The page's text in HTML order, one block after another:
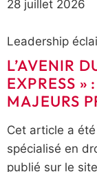
28 juillet 2026
Leadership
L’AVENIR
EXPRESS »
MAJEURS
Cet article a
spécialisé en
publié sur le